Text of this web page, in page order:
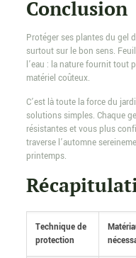
Conclusion
Protéger ses plantes du gel
surtout sur le bon sens.
l’eau : la nature fournit tout
matériel coûteux.
C’est là toute la force du
solutions simples. Chaque
résistantes et vous plus
traverse l’automne
printemps.
Technique de
protection